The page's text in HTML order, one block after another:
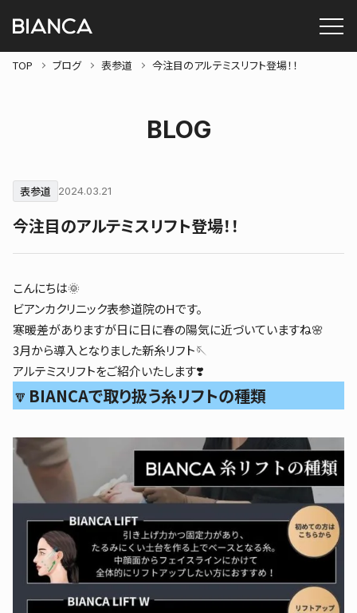
TOP ブログ 表参道 今注目のアルテミスリフト登場！！
BLOG
表参道 2024.03.21
今注目のアルテミスリフト登場！！
こんにちは🌞
ビアンカクリニック表参道院のHです。
寒暖差がありますが日に日に春の陽気に近づいていますね🌸
3月から導入となりました新糸リフト🪡
アルテミスリフトをご紹介いたします❣️
🔽 BIANCAで取り扱う糸リフトの種類